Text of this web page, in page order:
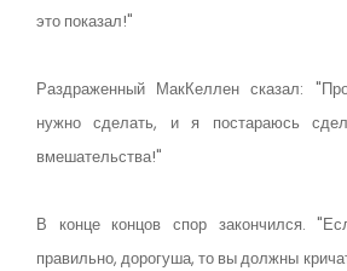
это показал!"
Раздраженный МакКеллен сказал:
нужно сделать, и я постараюсь
вмешательства!"
В конце концов спор закончился.
правильно, дорогуша, то вы должны